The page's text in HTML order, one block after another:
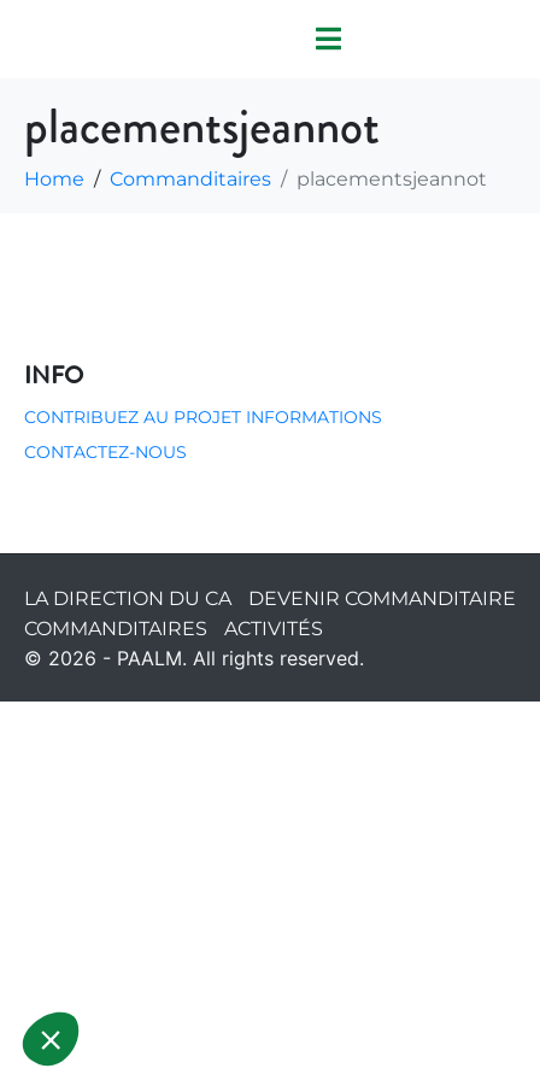
placementsjeannot
Home Commanditaires placementsjeannot
INFO
CONTRIBUEZ AU PROJET INFORMATIONS
CONTACTEZ-NOUS
LA DIRECTION DU CA
DEVENIR COMMANDITAIRE
COMMANDITAIRES
ACTIVITÉS
© 2026 - PAALM. All rights reserved.